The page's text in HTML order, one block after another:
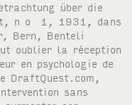
über die
n o 1, 1931, dans
Bern, Benteli
la réception
en psychologie de
DraftQuest.com,
sans